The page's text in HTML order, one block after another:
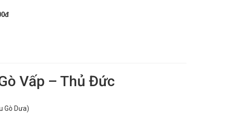
Vấp – Thủ Đức
Gò Dưa)